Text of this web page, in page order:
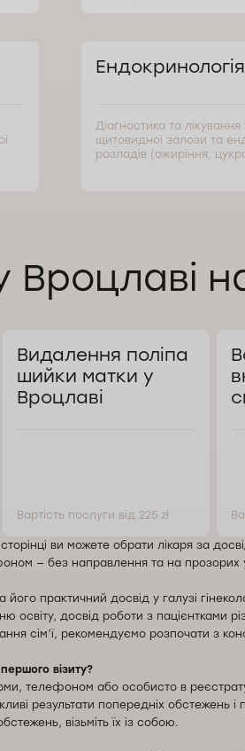
Ендокринологія
Діагностика та
щитовидної залози та
розладів (ожиріння,
Вроцлаві
Видалення поліпа
шийки матки у
Вроцлаві
Вартість послуги від 225 zł
сторінці ви можете обрати лікаря за
— без направлення та на прозорих
практичний досвід у галузі
освіту, досвід роботи з пацієнтками
сім’ї, рекомендуємо розпочати з
візиту?
телефоном або особисто в
результати попередніх
візьміть їх із собою.